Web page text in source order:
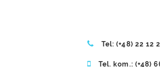
Tel: (+48) 22 12
Tel. kom.: (+48)